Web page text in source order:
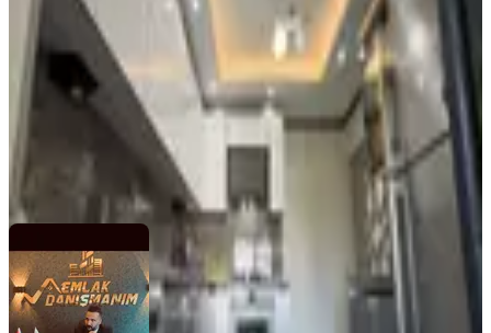
· 125 m² 4. Kat ·16.07.2026
5.790.000 ₺ 5.890.000 ₺
Emlak Danışmanım İbrahim Erdoğan